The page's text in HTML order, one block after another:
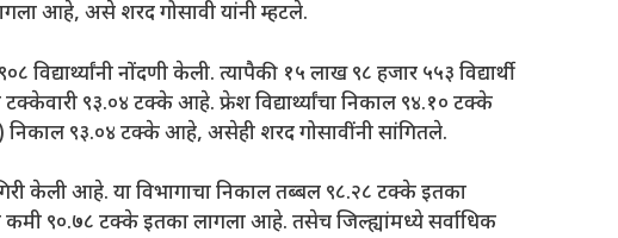
आहे, असे शरद गोसावी यांनी म्हटले.
नोंदणी केली. त्यापैकी १५ लाख ९८ हजार ५५३ विद्यार्थी
९३.०४ टक्के आहे. फ्रेश विद्यार्थ्यांचा निकाल ९४.१० टक्के
निकाल ९३.०४ टक्के आहे, असेही शरद गोसावींनी सांगितले.
केली आहे. या विभागाचा निकाल तब्बल ९८.२८ टक्के इतका
कमी ९०.७८ टक्के इतका लागला आहे. तसेच जिल्ह्यांमध्ये सर्वाधिक